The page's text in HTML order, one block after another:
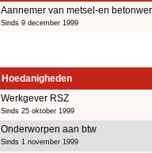
Aannemer van metsel-en
Sinds 9 december 1999
Hoedanigheden
Werkgever RSZ
Sinds 25 oktober 1999
Onderworpen aan btw
Sinds 1 november 1999